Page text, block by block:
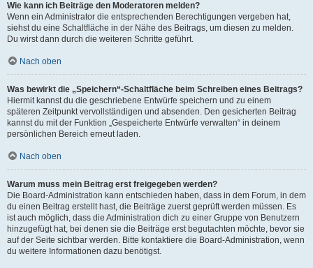
Wie kann ich Beiträge den Moderatoren melden?
Wenn ein Administrator die entsprechenden Berechtigungen vergeben hat,
siehst du eine Schaltfläche in der Nähe des Beitrags, um diesen zu melden.
Du wirst dann durch die weiteren Schritte geführt.
Nach oben
Was bewirkt die „Speichern“-Schaltfläche beim Schreiben eines Beitrags?
Hiermit kannst du die geschriebene Entwürfe speichern und zu einem
späteren Zeitpunkt vervollständigen und absenden. Den gesicherten Beitrag
kannst du mit der Funktion „Gespeicherte Entwürfe verwalten“ in deinem
persönlichen Bereich erneut laden.
Nach oben
Warum muss mein Beitrag erst freigegeben werden?
Die Board-Administration kann entschieden haben, dass in dem Forum, in dem
du einen Beitrag erstellt hast, die Beiträge zuerst geprüft werden müssen. Es
ist auch möglich, dass die Administration dich zu einer Gruppe von Benutzern
hinzugefügt hat, bei denen sie die Beiträge erst begutachten möchte, bevor sie
auf der Seite sichtbar werden. Bitte kontaktiere die Board-Administration, wenn
du weitere Informationen dazu benötigst.